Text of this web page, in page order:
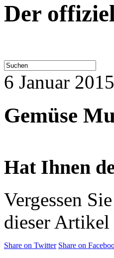
Der
6 Januar 2015
Gemüse
Hat Ihnen
Vergessen
dieser
Share on Twitter Share on